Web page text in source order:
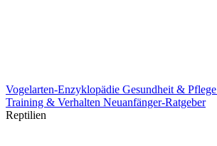
Vogelarten-Enzyklopädie Gesundheit & Pflege
Training & Verhalten Neuanfänger-Ratgeber
Reptilien